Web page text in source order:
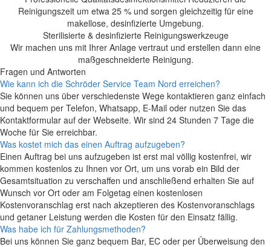
Reinigungszeit um etwa 25 % und sorgen gleichzeitig für eine
makellose, desinfizierte Umgebung.
Sterilisierte & desinfizierte Reinigungswerkzeuge
Wir machen uns mit Ihrer Anlage vertraut und erstellen dann eine
maßgeschneiderte Reinigung.
Fragen und Antworten
Wie kann ich die Schröder Service Team Nord erreichen?
Sie können uns über verschiedenste Wege kontaktieren ganz einfach
und bequem per Telefon, Whatsapp, E-Mail oder nutzen Sie das
Kontaktformular auf der Webseite. Wir sind 24 Stunden 7 Tage die
Woche für Sie erreichbar.
Was kostet mich das einen Auftrag aufzugeben?
Einen Auftrag bei uns aufzugeben ist erst mal völlig kostenfrei, wir
kommen kostenlos zu Ihnen vor Ort, um uns vorab ein Bild der
Gesamtsituation zu verschaffen und anschließend erhalten Sie auf
Wunsch vor Ort oder am Folgetag einen kostenlosen
Kostenvoranschlag erst nach akzeptieren des Kostenvoranschlags
und getaner Leistung werden die Kosten für den Einsatz fällig.
Was habe ich für Zahlungsmethoden?
Bei uns können Sie ganz bequem Bar, EC oder per Überweisung den